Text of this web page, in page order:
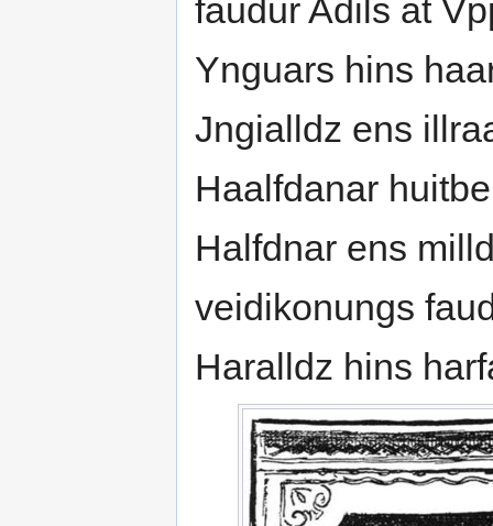
faudur Adils at
Ynguars hins
Jngialldz ens
Haalfdanar
Halfdnar ens
veidikonungs
Haralldz hins